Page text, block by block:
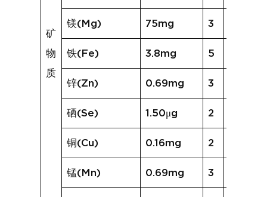
矿
物
质
镁(Mg) 75mg 3
铁(Fe) 3.8mg 5
锌(Zn) 0.69mg 3
硒(Se) 1.50μg 2
铜(Cu) 0.16mg 2
锰(Mn) 0.69mg 3